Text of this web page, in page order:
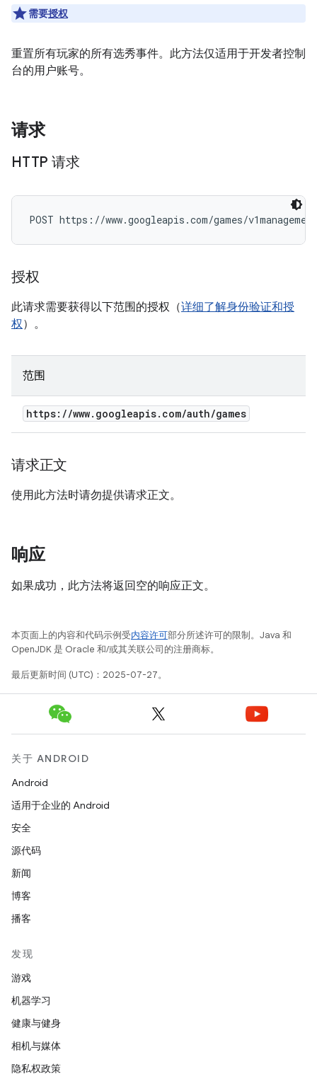
需要授权
重置所有玩家的所有选秀事件。此方法仅适用于开发者控制
台的用户账号。
请求
HTTP 请求
POST https://www.googleapis.com/games/
授权
此请求需要获得以下范围的授权（详细了解身份验证和授
权）。
范围
https: //www. googleapis. com/auth/games
请求正文
使用此方法时请勿提供请求正文。
响应
如果成功，此方法将返回空的响应正文。
本页面上的内容和代码示例受内容许可部分所述许可的限制。Java 和
OpenJDK 是 Oracle 和/或其关联公司的注册商标。
最后更新时间 (UTC)：2025-07-27。
关于 ANDROID
Android
适用于企业的 Android
安全
源代码
新闻
博客
播客
发现
游戏
机器学习
健康与健身
相机与媒体
隐私权政策